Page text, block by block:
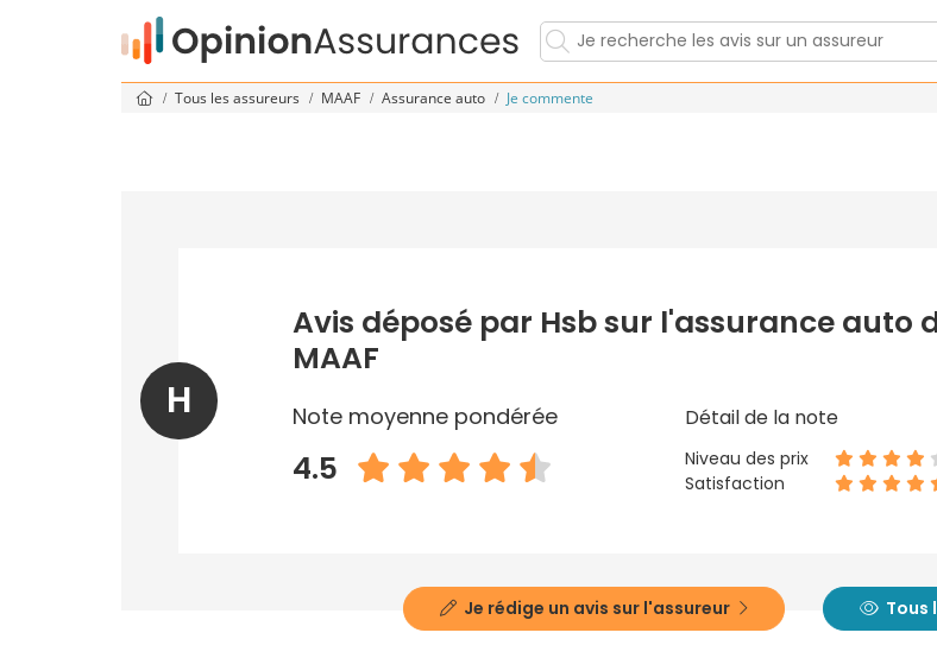
Tous les assureurs MAAF Assurance auto Je commente
H
Avis déposé par Hsb sur l'assurance auto
MAAF
Note moyenne pondérée
4.5
Détail de la note
Niveau des prix
Satisfaction
Je rédige un avis sur l'assureur Tous